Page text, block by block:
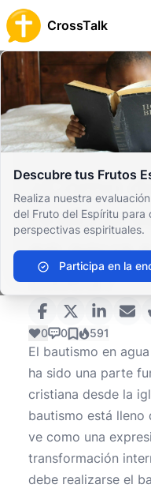
CrossTalk
Descubre tus Frutos
Realiza nuestra
del Fruto del Espíritu para
perspectivas espirituales.
Participa en la
Inicio
Archivo de
Conceptos
Prácticas Sagradas
¿Cómo debe
¿Cómo
en agua
Biblia?
0 0 591
El bautismo en
ha sido una parte
cristiana desde la
bautismo está
ve como una
transformación
debe realizarse el